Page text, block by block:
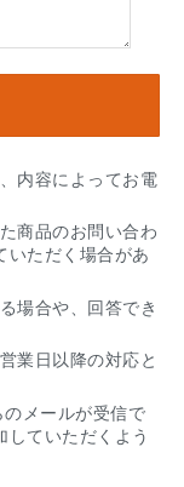
内容によってお電
商品のお問い合わ
いただく場合があ
場合や、回答でき
業日以降の対応と
メールが受信で
していただくよう